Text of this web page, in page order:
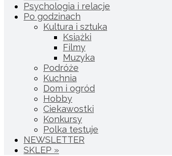
Psychologia i relacje
Po godzinach
Kultura i sztuka
Książki
Filmy
Muzyka
Podróże
Kuchnia
Dom i ogród
Hobby
Ciekawostki
Konkursy
Polka testuje
NEWSLETTER
SKLEP »